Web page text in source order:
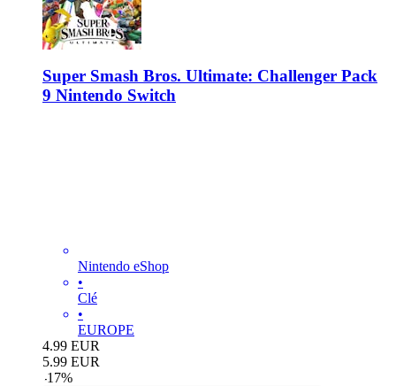
Super Smash Bros. Ultimate: Challenger Pack
9 Nintendo Switch
Nintendo eShop
•
Clé
•
EUROPE
4.99 EUR
5.99 EUR
-17%